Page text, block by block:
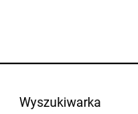
Wyszukiwarka